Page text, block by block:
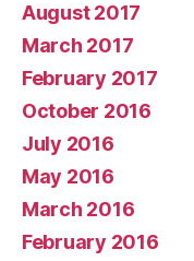
August 2017
March 2017
February 2017
October 2016
July 2016
May 2016
March 2016
February 2016